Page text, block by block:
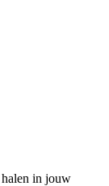
halen in jouw